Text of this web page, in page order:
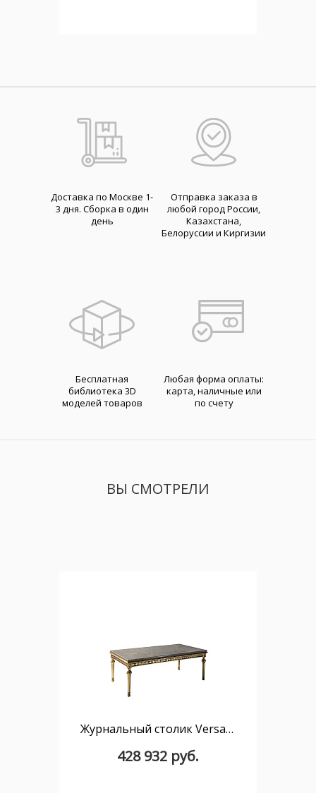
Доставка по Москве 1-
3 дня. Cборка в один
день
Отправка заказа в
любой город России,
Казахстана,
Белоруссии и Киргизии
Бесплатная
библиотека 3D
моделей товаров
Любая форма оплаты:
карта, наличные или
по счету
ВЫ СМОТРЕЛИ
Журнальный столик Versalles S1395/02
428 932 руб.